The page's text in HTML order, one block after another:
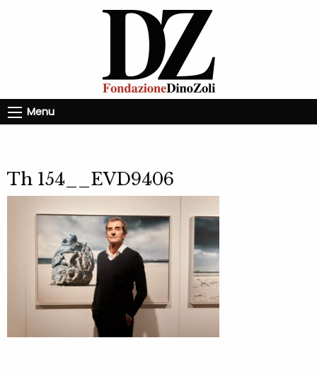
Menu
Th 154__EVD9406